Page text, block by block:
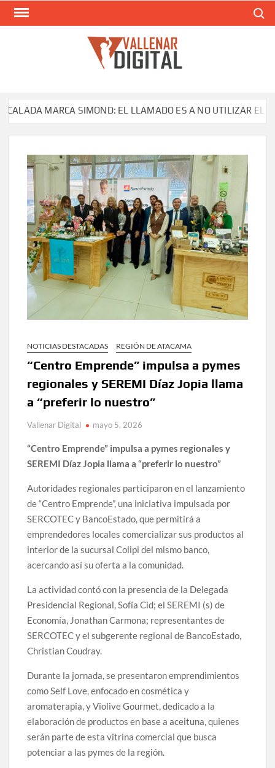
Saltar
MARCA SIMOND: EL LLAMADO ES A NO UTILIZAR EL
NOTICIAS DESTACADAS REGIÓN DE ATACAMA
“Centro Emprende” impulsa a pymes
regionales y SEREMI Díaz Jopia llama
a “preferir lo nuestro”
Vallenar Digital mayo 5, 2026
“Centro Emprende” impulsa a pymes regionales y
SEREMI Díaz Jopia llama a “preferir lo nuestro”
Autoridades regionales participaron en el lanzamiento
de “Centro Emprende”, una iniciativa impulsada por
SERCOTECy BancoEstado, que permitirá a
emprendedores locales comercializar sus productos al
interior de la sucursal Colipi del mismo banco,
acercando así su oferta a la comunidad.
La actividad contó con la presencia de la Delegada
Presidencial Regional,Sofía Cid; el SEREMI (s) de
Economía, Jonathan Carmona; representantes de
SERCOTEC y el subgerente regional de BancoEstado,
Christian Coudray.
Durante la jornada, se presentaron emprendimientos
como Self Love, enfocado en cosmética y
aromaterapia, y Violive Gourmet, dedicado a la
elaboración de productos en base a aceituna, quienes
serán parte de esta vitrina comercial que busca
potenciar a las pymes de la región.